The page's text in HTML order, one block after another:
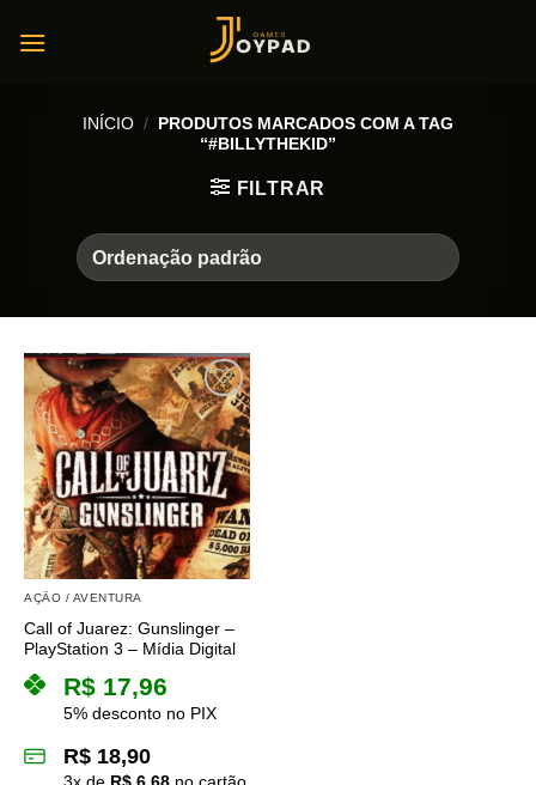
INÍCIO / PRODUTOS MARCADOS COM A TAG
“#BILLYTHEKID”
FILTRAR
AÇÃO / AVENTURA
Call of Juarez: Gunslinger –
PlayStation 3 – Mídia Digital
R$ 17,96
5% desconto no PIX
R$ 18,90